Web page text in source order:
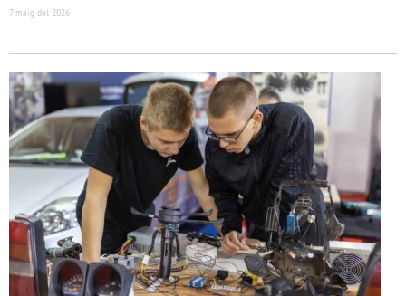
7 maig del 2026